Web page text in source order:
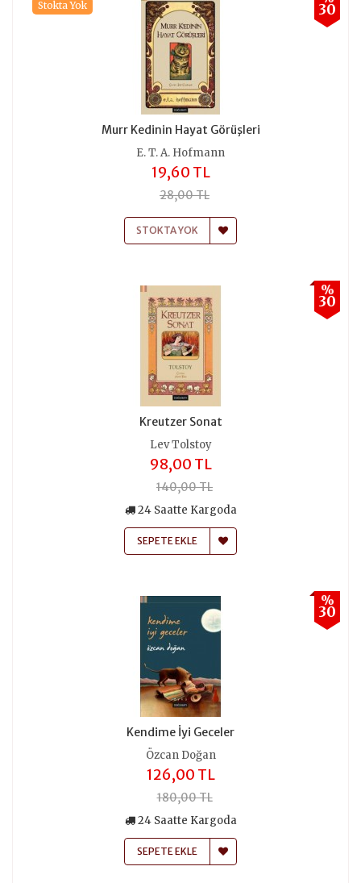
30
Stokta Yok
Murr Kedinin Hayat Görüşleri
E. T. A. Hofmann
19,60 TL
28,00 TL
STOKTA YOK
%
30
Kreutzer Sonat
Lev Tolstoy
98,00 TL
140,00 TL
24 Saatte Kargoda
SEPETE EKLE
%
30
Kendime İyi Geceler
Özcan Doğan
126,00 TL
180,00 TL
24 Saatte Kargoda
SEPETE EKLE